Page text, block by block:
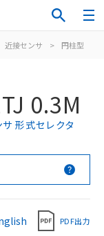
近接センサ > 円柱型
0.3M
形式セレクタ
PDF出力